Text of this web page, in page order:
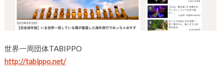
世界一周団体TABIPPO
http://tabippo.net/